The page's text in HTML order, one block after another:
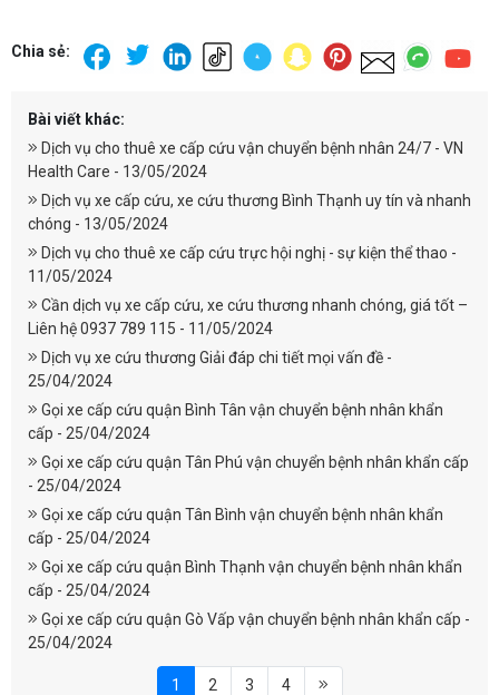
Chia sẻ:
Bài viết khác:
Dịch vụ cho thuê xe cấp cứu vận chuyển bệnh nhân 24/7 - VN
Health Care - 13/05/2024
Dịch vụ xe cấp cứu, xe cứu thương Bình Thạnh uy tín và nhanh
chóng - 13/05/2024
Dịch vụ cho thuê xe cấp cứu trực hội nghị - sự kiện thể thao -
11/05/2024
Cần dịch vụ xe cấp cứu, xe cứu thương nhanh chóng, giá tốt –
Liên hệ 0937 789 115 - 11/05/2024
Dịch vụ xe cứu thương Giải đáp chi tiết mọi vấn đề -
25/04/2024
Gọi xe cấp cứu quận Bình Tân vận chuyển bệnh nhân khẩn
cấp - 25/04/2024
Gọi xe cấp cứu quận Tân Phú vận chuyển bệnh nhân khẩn cấp
- 25/04/2024
Gọi xe cấp cứu quận Tân Bình vận chuyển bệnh nhân khẩn
cấp - 25/04/2024
Gọi xe cấp cứu quận Bình Thạnh vận chuyển bệnh nhân khẩn
cấp - 25/04/2024
Gọi xe cấp cứu quận Gò Vấp vận chuyển bệnh nhân khẩn cấp -
25/04/2024
1 2 3 4